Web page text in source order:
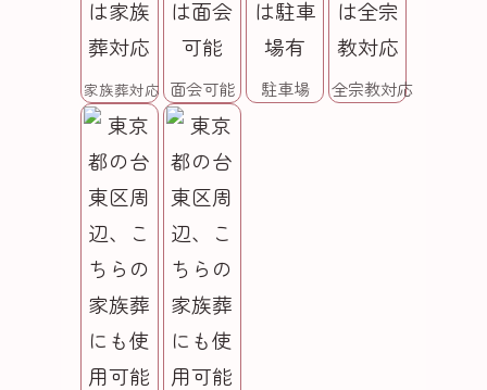
家族葬対応 面会可能 駐車場 全宗教対応